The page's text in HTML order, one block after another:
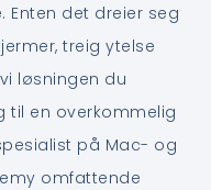
Enten det dreier seg
treig ytelse
løsningen du
til en overkommelig
på Mac- og
omfattende